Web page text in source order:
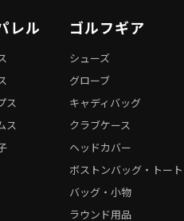
レル
ス
ス
ゴルフギア
シューズ
グローブ
キャディバッグ
クラブケース
ヘッドカバー
ボストンバッグ・トー
バッグ・小物
ラウンド用品